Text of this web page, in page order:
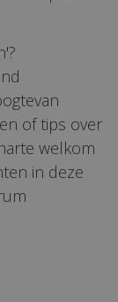
of tips over
welkom
in deze